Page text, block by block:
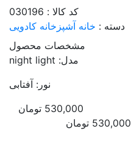
کد کالا : 030196
دسته : خانه آشپزخانه کادویی
مشخصات محصول
مدل: night light
نور: آفتابی
530,000 تومان
530,000 تومان